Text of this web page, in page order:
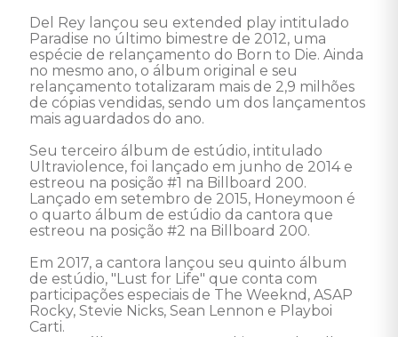
Del Rey lançou seu extended play intitulado
Paradise no último bimestre de 2012, uma
espécie de relançamento do Born to Die. Ainda
no mesmo ano, o álbum original e seu
relançamento totalizaram mais de 2,9 milhões
de cópias vendidas, sendo um dos lançamentos
mais aguardados do ano.
Seu terceiro álbum de estúdio, intitulado
Ultraviolence, foi lançado em junho de 2014 e
estreou na posição #1 na Billboard 200.
Lançado em setembro de 2015, Honeymoon é
o quarto álbum de estúdio da cantora que
estreou na posição #2 na Billboard 200.
Em 2017, a cantora lançou seu quinto álbum
de estúdio, "Lust for Life" que conta com
participações especiais de The Weeknd, ASAP
Rocky, Stevie Nicks, Sean Lennon e Playboi
Carti.